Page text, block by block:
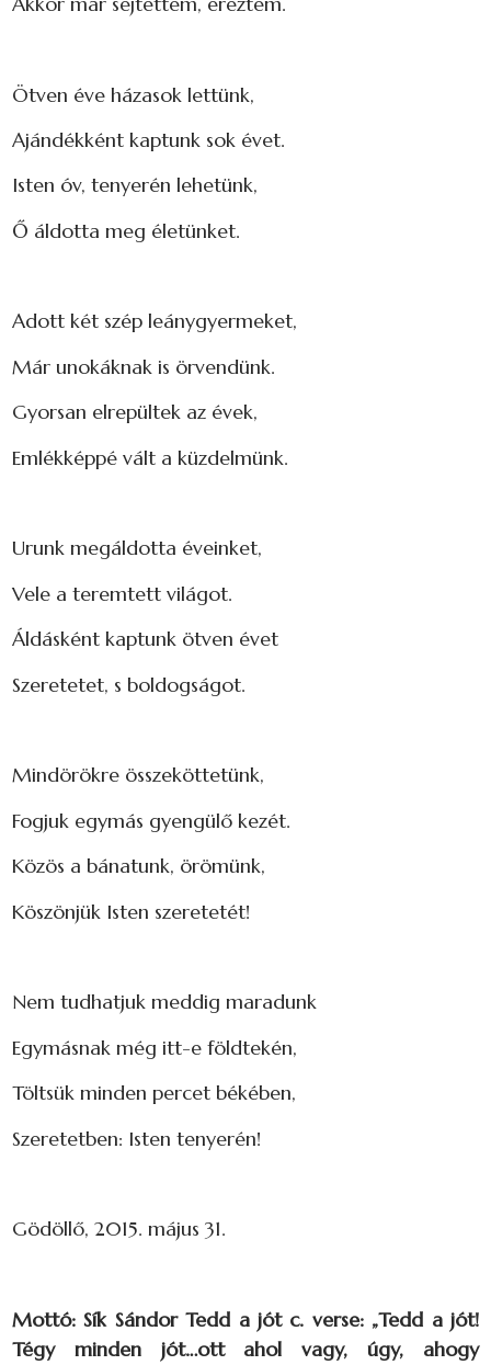
Ötven éve házasok lettünk,
Ajándékként kaptunk sok évet.
Isten óv, tenyerén lehetünk,
Ő áldotta meg életünket.
Adott két szép leánygyermeket,
Már unokáknak is örvendünk.
Gyorsan elrepültek az évek,
Emlékképpé vált a küzdelmünk.
Urunk megáldotta éveinket,
Vele a teremtett világot.
Áldásként kaptunk ötven évet
Szeretetet, s boldogságot.
Mindörökre összeköttetünk,
Fogjuk egymás gyengülő kezét.
Közös a bánatunk, örömünk,
Köszönjük Isten szeretetét!
Nem tudhatjuk meddig maradunk
Egymásnak még itt-e földtekén,
Töltsük minden percet békében,
Szeretetben: Isten tenyerén!
Gödöllő, 2015. május 31.
Mottó: Sík Sándor Tedd a jót c. verse: „Tedd a jót!
Tégy minden jót…ott ahol vagy, úgy, ahogy